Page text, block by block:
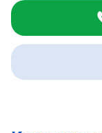
1
of
3